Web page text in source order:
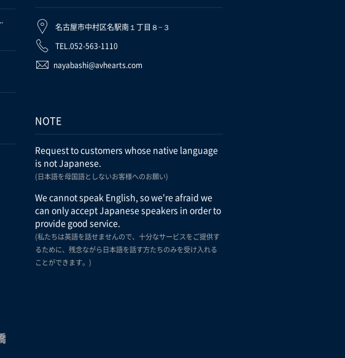
名古屋市中村区名駅南１丁目８−３
TEL.052-563-1110
nayabashi@avhearts.com
NOTE
Request to customers whose native language
is not Japanese.
(日本語を母国語としないお客様へのお願い)
We cannot speak English, so we're afraid we
can only accept Japanese speakers in order to
provide good service.
(私たちは英語を話せませんので、十分なサービスをご提供す
るために、残念ながら日本語を話す方たちのみを受け入れる
ことができます。)